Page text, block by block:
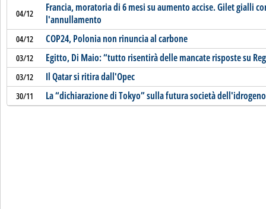
04/12
Francia, moratoria di 6 mesi su aumento accise. Gilet gialli
l'annullamento
04/12 COP24, Polonia non rinuncia al carbone
03/12 Egitto, Di Maio: “tutto risentirà delle mancate risposte su
03/12 Il Qatar si ritira dall'Opec
30/11 La “dichiarazione di Tokyo” sulla futura società dell'idrogeno